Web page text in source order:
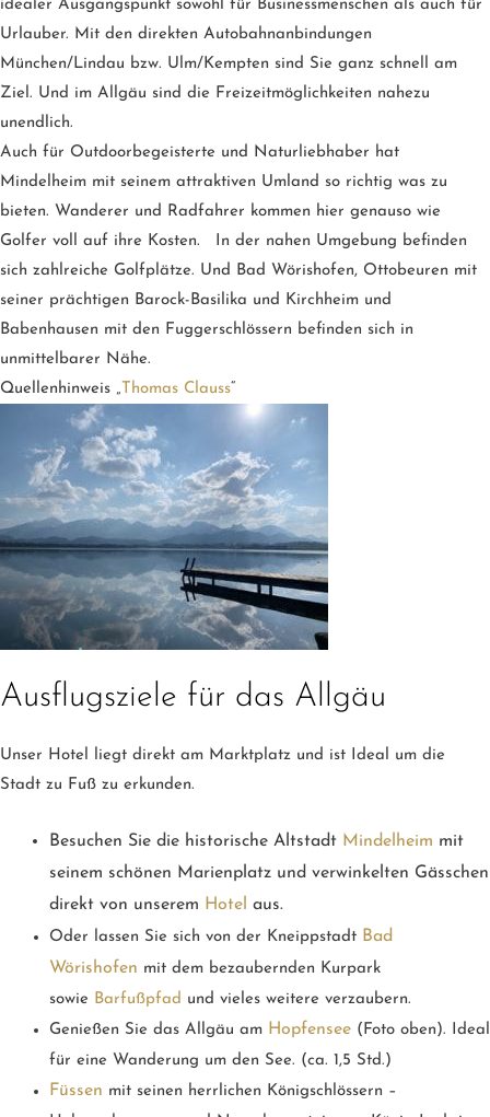
idealer Ausgangspunkt sowohl für Businessmenschen als auch für
Urlauber. Mit den direkten Autobahnanbindungen
München/Lindau bzw. Ulm/Kempten sind Sie ganz schnell am
Ziel. Und im Allgäu sind die Freizeitmöglichkeiten nahezu
unendlich.
Auch für Outdoorbegeisterte und Naturliebhaber hat
Mindelheim mit seinem attraktiven Umland so richtig was zu
bieten. Wanderer und Radfahrer kommen hier genauso wie
Golfer voll auf ihre Kosten. In der nahen Umgebung befinden
sich zahlreiche Golfplätze. Und Bad Wörishofen, Ottobeuren mit
seiner prächtigen Barock-Basilika und Kirchheim und
Babenhausen mit den Fuggerschlössern befinden sich in
unmittelbarer Nähe.
Quellenhinweis „ Thomas Clauss“
Ausflugsziele für das Allgäu
Unser Hotel liegt direkt am Marktplatz und ist Ideal um die
Stadt zu Fuß zu erkunden.
Besuchen Sie die historische Altstadt Mindelheim mit
seinem schönen Marienplatz und verwinkelten Gässchen
direkt von unserem Hotel aus.
Oder lassen Sie sich von der Kneippstadt Bad
Wörishofen mit dem bezaubernden Kurpark
sowie Barfußpfad und vieles weitere verzaubern.
Genießen Sie das Allgäu am Hopfensee (Foto oben). Ideal
für eine Wanderung um den See. (ca. 1,5 Std.)
Füssen mit seinen herrlichen Königschlössern –